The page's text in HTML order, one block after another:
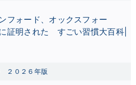
フォード、オックスフォー
証明された すごい習慣大百科|
２０２６年版